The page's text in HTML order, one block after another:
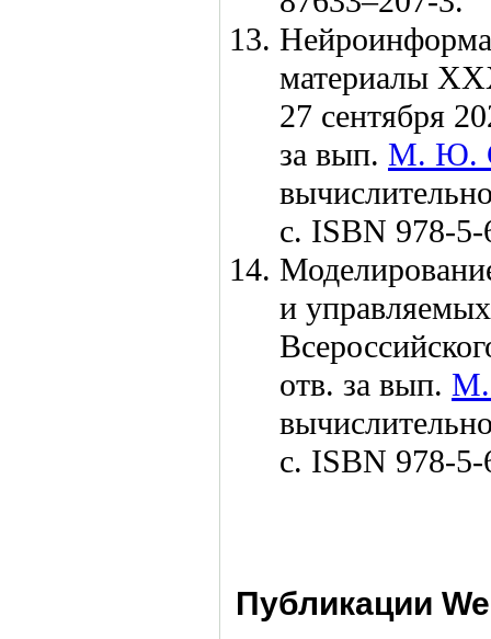
материалы
27 сентября
за вып. М. Ю.
с. ISBN 978-
и
отв. за вып. М.
с. ISBN 978-
Публикации